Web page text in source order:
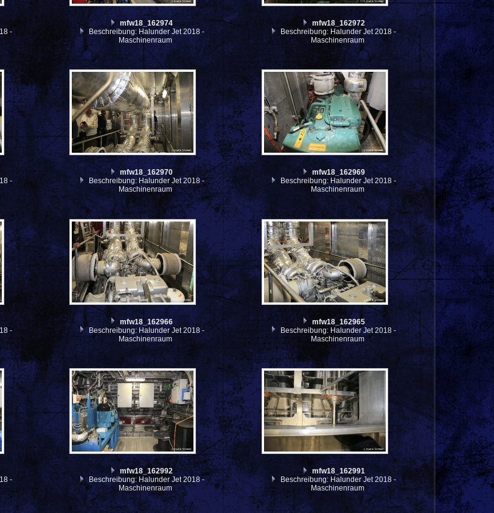
-
mfw18_162974
Beschreibung: Halunder Jet 2018 -
Maschinenraum
mfw18_162972
Beschreibung: Halunder Jet 2018 -
Maschinenraum
-
mfw18_162970
Beschreibung: Halunder Jet 2018 -
Maschinenraum
mfw18_162969
Beschreibung: Halunder Jet 2018 -
Maschinenraum
-
mfw18_162966
Beschreibung: Halunder Jet 2018 -
Maschinenraum
mfw18_162965
Beschreibung: Halunder Jet 2018 -
Maschinenraum
-
mfw18_162992
Beschreibung: Halunder Jet 2018 -
Maschinenraum
mfw18_162991
Beschreibung: Halunder Jet 2018 -
Maschinenraum